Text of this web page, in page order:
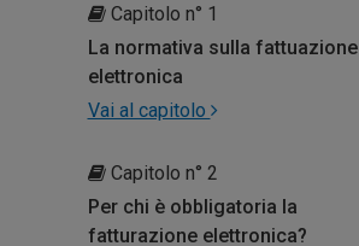
Capitolo n° 1
La normativa sulla fattuazione
elettronica
Vai al capitolo
Capitolo n° 2
Per chi è obbligatoria la
fatturazione elettronica?